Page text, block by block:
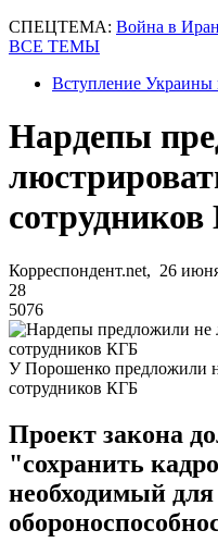
СПЕЦТЕМА: Война в
ВСЕ ТЕМЫ
Вступление
Нардепы
Корреспондент.net, 26
28
5076
У Порошенко предложили
сотрудников КГБ
Проект закона
"сохранить
необходимый для